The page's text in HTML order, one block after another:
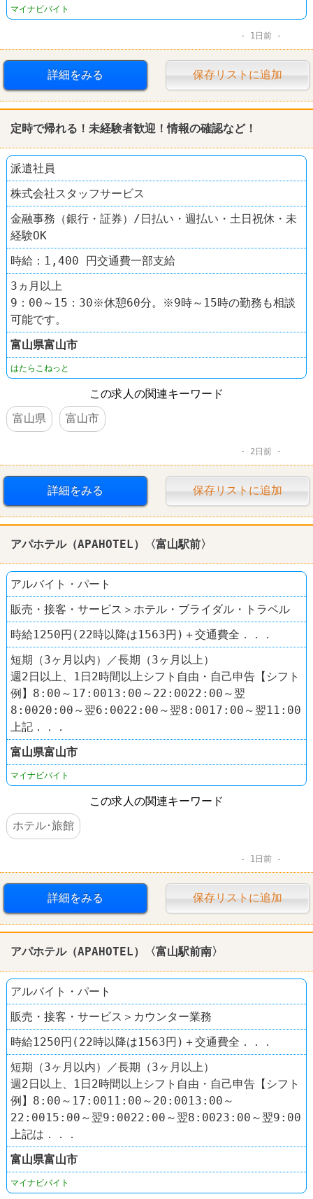
マイナビバイト
1日前
詳細をみる 保存リストに追加
定時で帰れる！未経験者歓迎！情報の確認など！
派遣社員
株式会社スタッフサービス
金融事務（銀行・証券）/日払い・週払い・土日祝休・未
経験OK
時給：1,400 円交通費一部支給
3ヵ月以上
9：00～15：30※休憩60分。※9時～15時の勤務も相談
可能です。
富山県富山市
はたらこねっと
この求人の関連キーワード
富山県
富山市
2日前
詳細をみる 保存リストに追加
アパホテル（APAHOTEL）〈富山駅前〉
アルバイト・パート
販売・接客・サービス＞ホテル・ブライダル・トラベル
時給1250円(22時以降は1563円)＋交通費全．．．
短期（3ヶ月以内）／長期（3ヶ月以上）
週2日以上、1日2時間以上シフト自由・自己申告【シフト
例】8:00～17:0013:00～22:0022:00～翌
8:0020:00～翌6:0022:00～翌8:0017:00～翌11:00
上記．．．
富山県富山市
マイナビバイト
この求人の関連キーワード
ホテル･旅館
1日前
詳細をみる 保存リストに追加
アパホテル（APAHOTEL）〈富山駅前南〉
アルバイト・パート
販売・接客・サービス＞カウンター業務
時給1250円(22時以降は1563円)＋交通費全．．．
短期（3ヶ月以内）／長期（3ヶ月以上）
週2日以上、1日2時間以上シフト自由・自己申告【シフト
例】8:00～17:0011:00～20:0013:00～
22:0015:00～翌9:0022:00～翌8:0023:00～翌9:00
上記は．．．
富山県富山市
マイナビバイト